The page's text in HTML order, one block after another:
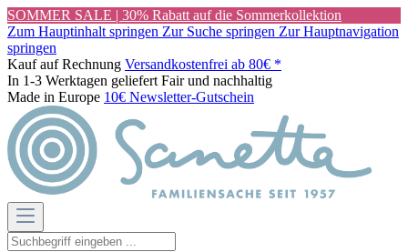
SOMMER SALE | 30% Rabatt auf die Sommerkollektion
Zum Hauptinhalt springen Zur Suche springen Zur Hauptnavigation
springen
Kauf auf Rechnung Versandkostenfrei ab 80€ *
In 1-3 Werktagen geliefert Fair und nachhaltig
Made in Europe 10€ Newsletter-Gutschein